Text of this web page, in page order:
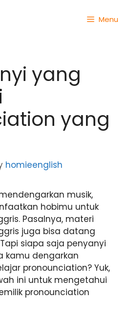
Menu
yang
yang
homieenglish
musik,
hobimu untuk
Pasalnya, materi
juga bisa datang
siapa saja penyanyi
kamu dengarkan
pronounciation? Yuk,
ini untuk mengetahui
pronounciation